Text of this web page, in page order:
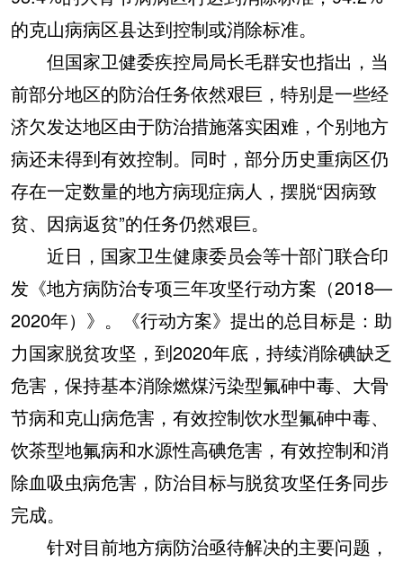
的克山病病区县达到控制或消除标准。
但国家卫健委疾控局局长毛群安也指出，当
前部分地区的防治任务依然艰巨，特别是一些经
济欠发达地区由于防治措施落实困难，个别地方
病还未得到有效控制。同时，部分历史重病区仍
存在一定数量的地方病现症病人，摆脱“因病致
贫、因病返贫”的任务仍然艰巨。
近日，国家卫生健康委员会等十部门联合印
发《地方病防治专项三年攻坚行动方案（2018—
2020年）》。《行动方案》提出的总目标是：助
力国家脱贫攻坚，到2020年底，持续消除碘缺乏
危害，保持基本消除燃煤污染型氟砷中毒、大骨
节病和克山病危害，有效控制饮水型氟砷中毒、
饮茶型地氟病和水源性高碘危害，有效控制和消
除血吸虫病危害，防治目标与脱贫攻坚任务同步
完成。
针对目前地方病防治亟待解决的主要问题，